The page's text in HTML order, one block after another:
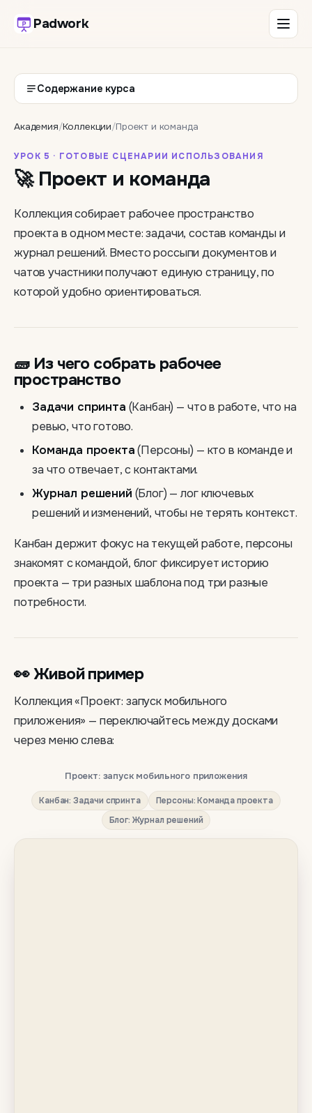
Padwork
Содержание курса
Академия/Коллекции/Проект и команда
УРОК 5 · ГОТОВЫЕ СЦЕНАРИИ ИСПОЛЬЗОВАНИЯ
🚀 Проект и команда
Коллекция собирает рабочее пространство
проекта в одном месте: задачи, состав команды и
журнал решений. Вместо россыпи документов и
чатов участники получают единую страницу, по
которой удобно ориентироваться.
🧱 Из чего собрать рабочее
пространство
Задачи спринта (Канбан) — что в работе, что на
ревью, что готово.
Команда проекта(Персоны) — кто в команде и
за что отвечает, с контактами.
Журнал решений (Блог) — лог ключевых
решений и изменений, чтобы не терять контекст.
Канбан держит фокус на текущей работе, персоны
знакомят с командой, блог фиксирует историю
проекта — три разных шаблона под три разные
потребности.
👀 Живой пример
Коллекция «Проект: запуск мобильного
приложения» — переключайтесь между досками
через меню слева:
Проект: запуск мобильного приложения
Канбан: Задачи спринта
Персоны: Команда проекта
Блог: Журнал решений